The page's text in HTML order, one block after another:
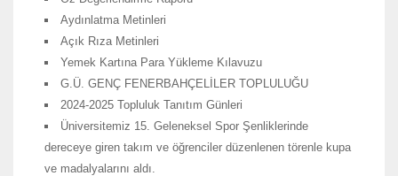
Aydınlatma Metinleri
Açık Rıza Metinleri
Yemek Kartına Para Yükleme Kılavuzu
G.Ü. GENÇ FENERBAHÇELİLER TOPLULUĞU
2024-2025 Topluluk Tanıtım Günleri
Üniversitemiz 15. Geleneksel Spor Şenliklerinde
dereceye giren takım ve öğrenciler düzenlenen törenle kupa
ve madalyalarını aldı.